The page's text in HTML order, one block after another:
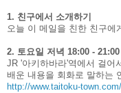
1. 친구에서 소개하기
오늘 이 메일을 친한 친구에
2. 토요일 저녁 18:00 -
JR '아키하바라'역에서 걸어
배운 내용을 회화로 말하는
http://www.taitoku-